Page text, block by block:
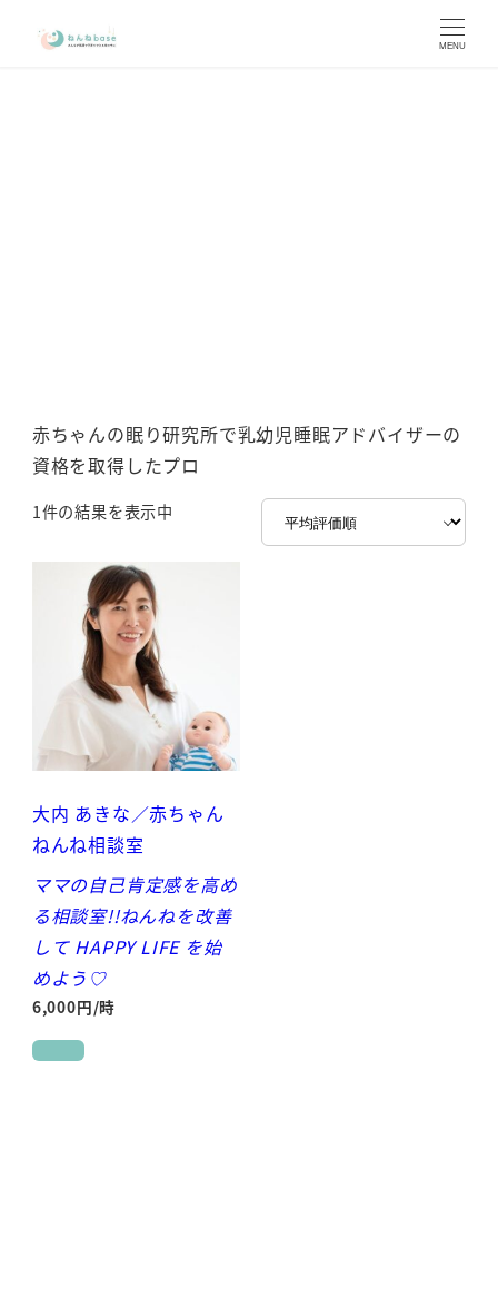
MENU
赤ちゃんの眠り研究所で乳幼児睡眠アドバイザーの
資格を取得したプロ
1件の結果を表示中
大内 あきな／赤ちゃん
ねんね相談室
ママの自己肯定感を高め
る相談室!!ねんねを改善
して HAPPY LIFE を始
めよう♡
6,000円/時